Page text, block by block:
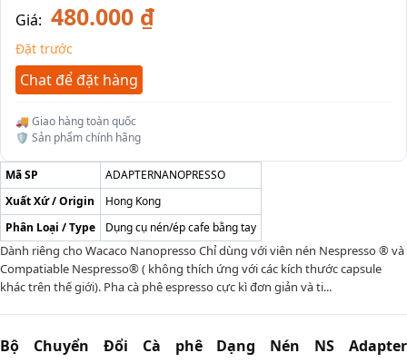
Giá: 480.000 ₫
Đặt trước
Chat để đặt hàng
🚚 Giao hàng toàn quốc
🛡️ Sản phẩm chính hãng
Mã SP
ADAPTERNANOPRESSO
Xuất Xứ / Origin
Hong Kong
Phân Loại / Type
Dụng cụ nén/ép cafe bằng tay
Dành riêng cho Wacaco Nanopresso Chỉ dùng với viên nén Nespresso ® và
Compatiable Nespresso® ( không thích ứng với các kích thước capsule
khác trên thế giới). Pha cà phê espresso cực kì đơn giản và ti...
Bộ Chuyển Đổi Cà phê Dạng Nén NS Adapter